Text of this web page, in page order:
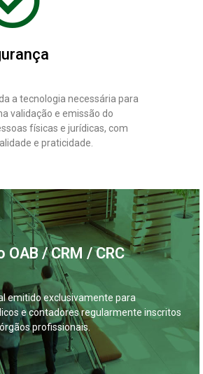
a tecnologia necessária para
validação e emissão do
físicas e jurídicas, com
e praticidade.
/ CRM / CRC
emitido exclusivamente para
e contadores regularmente inscritos
profissionais.